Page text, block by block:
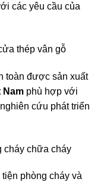
các yêu cầu của
toàn được sản xuất
Nam phù hợp với
cứu phát triển
phòng cháy và